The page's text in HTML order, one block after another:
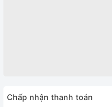
Chấp nhận thanh toán